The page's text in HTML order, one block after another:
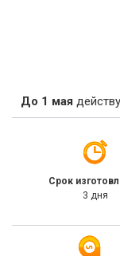
До 1 мая
Срок
3 дня